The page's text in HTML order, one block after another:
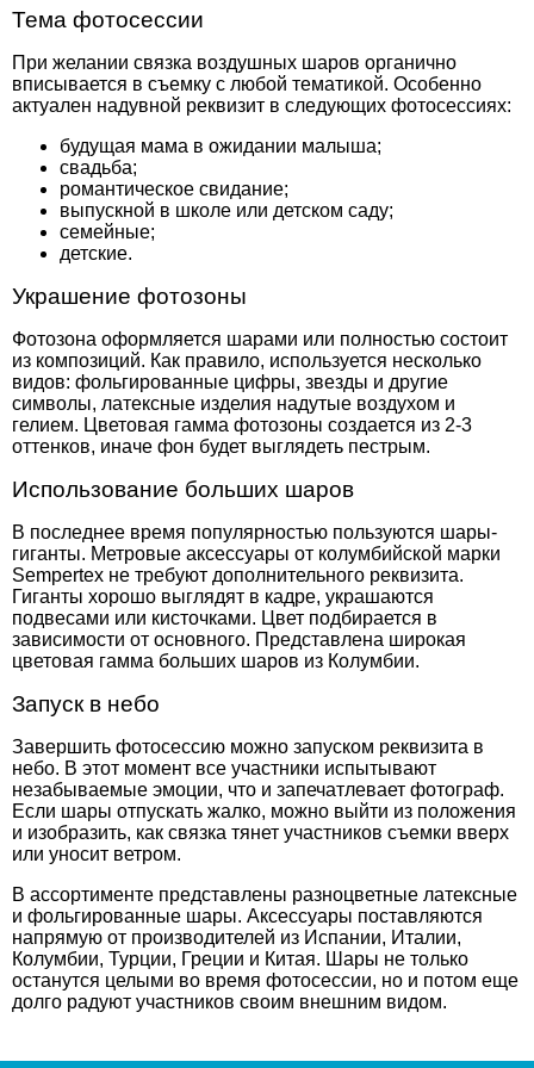
Тема фотосессии
При желании связка воздушных шаров органично
вписывается в съемку с любой тематикой. Особенно
актуален надувной реквизит в следующих фотосессиях:
будущая мама в ожидании малыша;
свадьба;
романтическое свидание;
выпускной в школе или детском саду;
семейные;
детские.
Украшение фотозоны
Фотозона оформляется шарами или полностью состоит
из композиций. Как правило, используется несколько
видов: фольгированные цифры, звезды и другие
символы, латексные изделия надутые воздухом и
гелием. Цветовая гамма фотозоны создается из 2-3
оттенков, иначе фон будет выглядеть пестрым.
Использование больших шаров
В последнее время популярностью пользуются шары-
гиганты. Метровые аксессуары от колумбийской марки
Sempertex не требуют дополнительного реквизита.
Гиганты хорошо выглядят в кадре, украшаются
подвесами или кисточками. Цвет подбирается в
зависимости от основного. Представлена широкая
цветовая гамма больших шаров из Колумбии.
Запуск в небо
Завершить фотосессию можно запуском реквизита в
небо. В этот момент все участники испытывают
незабываемые эмоции, что и запечатлевает фотограф.
Если шары отпускать жалко, можно выйти из положения
и изобразить, как связка тянет участников съемки вверх
или уносит ветром.
В ассортименте представлены разноцветные латексные
и фольгированные шары. Аксессуары поставляются
напрямую от производителей из Испании, Италии,
Колумбии, Турции, Греции и Китая. Шары не только
останутся целыми во время фотосессии, но и потом еще
долго радуют участников своим внешним видом.